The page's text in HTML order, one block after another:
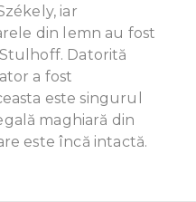
iar
din lemn au fost
Datorită
a fost
este singurul
maghiară din
este încă intactă.